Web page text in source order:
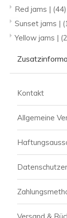
Red jams | (44)
Sunset jams |
Yellow jams |
Kontakt
Allgemeine